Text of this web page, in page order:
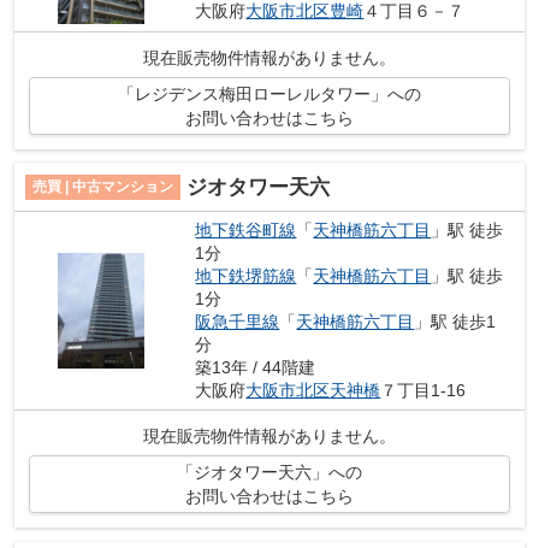
大阪府大阪市北区豊崎４丁目６－７
現在販売物件情報がありません。
「レジデンス梅田ローレルタワー」への
お問い合わせはこちら
売買 | 中古マンション ジオタワー天六
地下鉄谷町線 「天神橋筋六丁目 」駅 徒歩
1分
地下鉄堺筋線 「天神橋筋六丁目 」駅 徒歩
1分
阪急千里線 「天神橋筋六丁目 」駅 徒歩1
分
築13年 / 44階建
大阪府大阪市北区天神橋 ７丁目1-16
現在販売物件情報がありません。
「ジオタワー天六」への
お問い合わせはこちら